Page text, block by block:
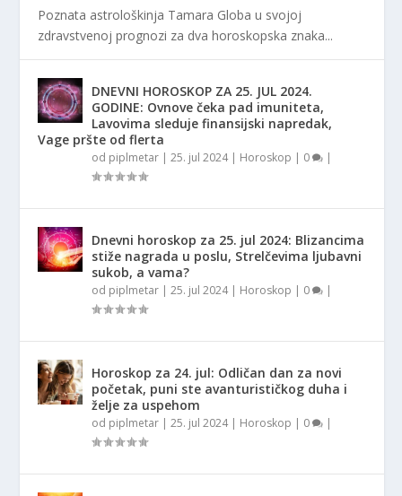
Poznata astrološkinja Tamara Globa u svojoj
zdravstvenoj prognozi za dva horoskopska znaka...
DNEVNI HOROSKOP ZA 25. JUL 2024.
GODINE: Ovnove čeka pad imuniteta,
Lavovima sleduje finansijski napredak,
Vage pršte od flerta
od piplmetar |25. jul 2024| Horoskop | 0 |
Dnevni horoskop za 25. jul 2024: Blizancima
stiže nagrada u poslu, Strelčevima ljubavni
sukob, a vama?
od piplmetar |25. jul 2024| Horoskop | 0 |
Horoskop za 24. jul: Odličan dan za novi
početak, puni ste avanturističkog duha i
želje za uspehom
od piplmetar |25. jul 2024| Horoskop | 0 |